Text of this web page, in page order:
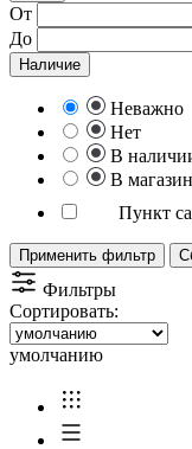
От
До
Наличие
Неважно
Нет
В
В
Пункт
Применить фильтр
Фильтры
Сортировать:
умолчанию